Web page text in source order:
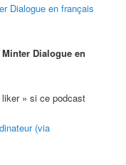
Dialogue en français
Minter Dialogue en
» si ce podcast
(via